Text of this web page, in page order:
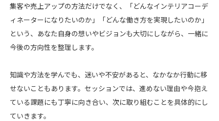
集客や売上アップの方法だけでなく、「どんなインテリアコーデ
ィネーターになりたいのか」「どんな働き方を実現したいのか」
という、あなた自身の想いやビジョンも大切にしながら、一緒に
今後の方向性を整理します。
知識や方法を学んでも、迷いや不安があると、なかなか行動に移
せないこともあります。セッションでは、進めない理由や今抱え
ている課題にも丁寧に向き合い、次に取り組むことを具体的にし
ていきます。